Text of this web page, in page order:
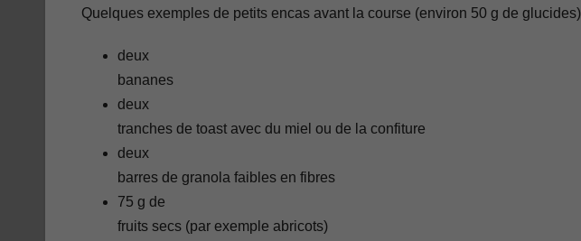
Quelques exemples de petits encas avant la course (environ 50 g de
deux
bananes
deux
tranches de toast avec du miel ou de la confiture
deux
barres de granola faibles en fibres
75 g de
fruits secs (par exemple abricots)